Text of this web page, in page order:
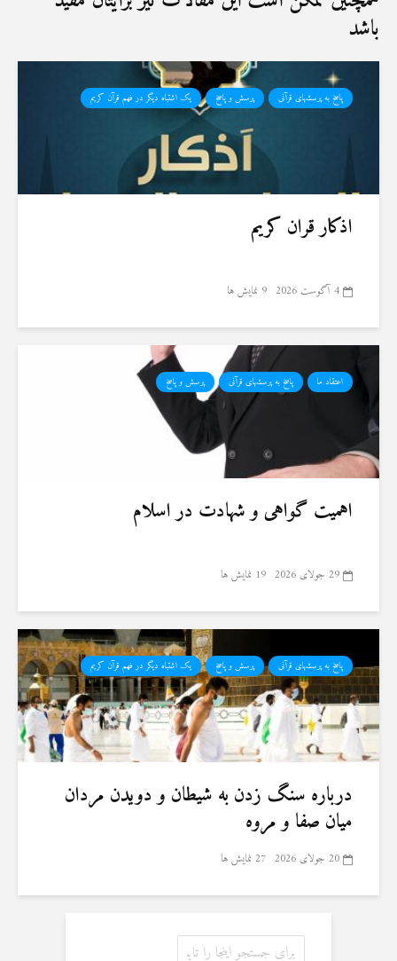
باشد
پاسخ به پرسشهای قرآنی پرسش و پاسخ یک اشتباه دیگر در فهم قرآن کریم
اذکار قران کریم
4 آگوست 2026 9 نمایش ها
اعتقاد ما پاسخ به پرسشهای قرآنی پرسش و پاسخ
اهمیت گواهی و شهادت در اسلام
29 جولای 2026 19 نمایش ها
پاسخ به پرسشهای قرآنی پرسش و پاسخ یک اشتباه دیگر در فهم قرآن کریم
درباره سنگ زدن به شیطان و دویدن مردان
میان صفا و مروه
20 جولای 2026 27 نمایش ها